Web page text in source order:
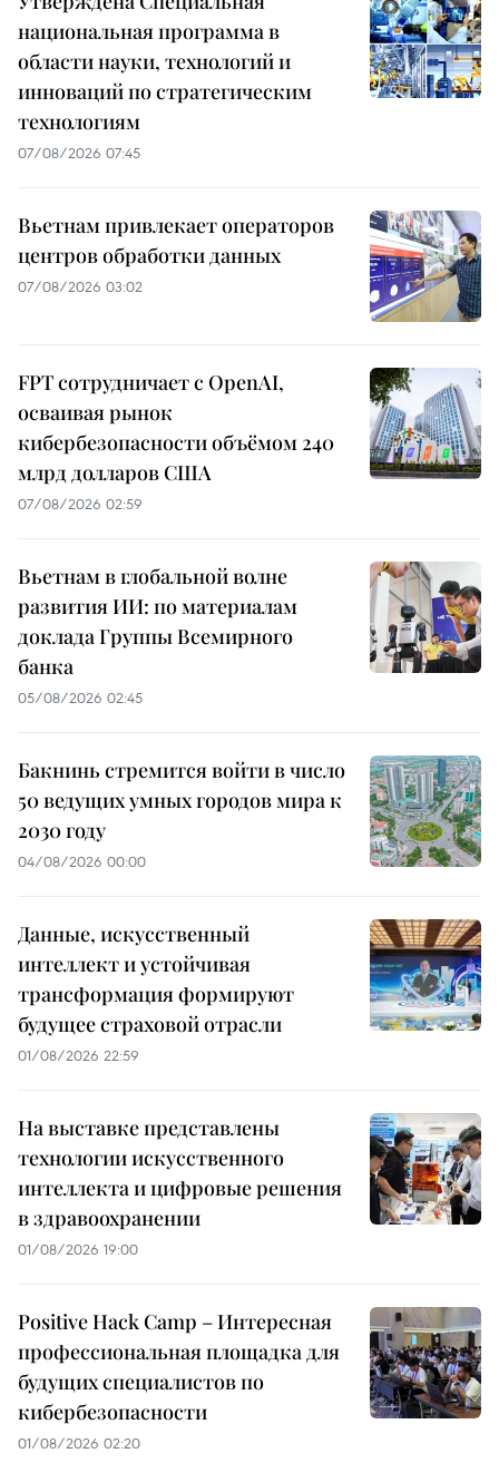
национальная программа в
области науки, технологий и
инноваций по стратегическим
технологиям
07/08/2026 07:45
Вьетнам привлекает операторов
центров обработки данных
07/08/2026 03:02
FPT сотрудничает с OpenAI,
осваивая рынок
кибербезопасности объёмом 240
млрд долларов США
07/08/2026 02:59
Вьетнам в глобальной волне
развития ИИ: по материалам
доклада Группы Всемирного
банка
05/08/2026 02:45
Бакнинь стремится войти в число
50 ведущих умных городов мира к
2030 году
04/08/2026 00:00
Данные, искусственный
интеллект и устойчивая
трансформация формируют
будущее страховой отрасли
01/08/2026 22:59
На выставке представлены
технологии искусственного
интеллекта и цифровые решения
в здравоохранении
01/08/2026 19:00
Positive Hack Camp – Интересная
профессиональная площадка для
будущих специалистов по
кибербезопасности
01/08/2026 02:20